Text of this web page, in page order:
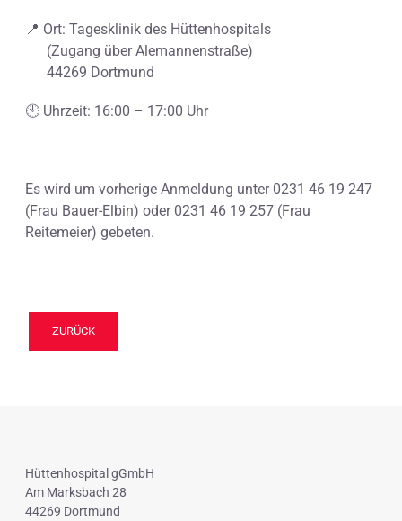
📍 Ort: Tagesklinik des Hüttenhospitals
(Zugang über Alemannenstraße)
44269 Dortmund
🕙 Uhrzeit: 16:00 – 17:00 Uhr
Es wird um vorherige Anmeldung unter 0231 46 19 247
(Frau Bauer-Elbin) oder 0231 46 19 257 (Frau
Reitemeier) gebeten.
ZURÜCK
Hüttenhospital gGmbH
Am Marksbach 28
44269 Dortmund